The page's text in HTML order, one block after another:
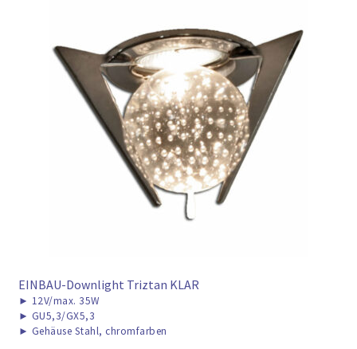
EINBAU-Downlight Triztan KLAR
► 12V/max. 35W
► GU5,3/GX5,3
► Gehäuse Stahl, chromfarben